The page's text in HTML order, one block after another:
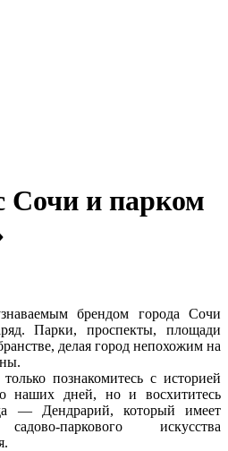
Сочи и парком
брендом города Сочи
Парки, проспекты, площади
делая город непохожим на
познакомитесь с историей
наших дней, но и восхититесь
— Дендрарий, который имеет
паркового искусства